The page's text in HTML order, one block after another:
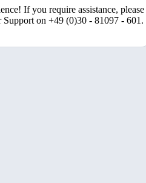
If you require assistance, please
on +49 (0)30 - 81097 - 601.